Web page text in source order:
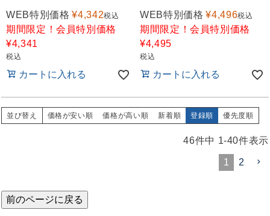
WEB特別価格 ¥4,342税込
期間限定！会員特別価格
¥4,341
税込
カートに入れる
WEB特別価格 ¥4,496税込
期間限定！会員特別価格
¥4,495
税込
カートに入れる
並び替え 価格が安い順 価格が高い順 新着順 登録順 優先度順
46件中 1-40件表示
1 2
前のページに戻る